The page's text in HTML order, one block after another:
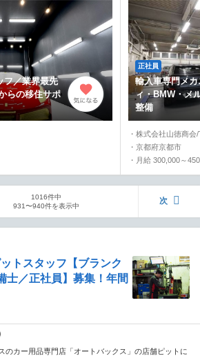
フ／業界最先
らの移住サポ
正社員
輸入車専門メ
ィ・BMW・メ
整備
・株式会社山徳商会
・京都府京都市
・月給 300,000～
1016件中
931〜940件を表示中
次
トスタッフ【ブランク
士／正社員】募集！年間
のカー用品専門店「オートバックス」の店舗ピットに